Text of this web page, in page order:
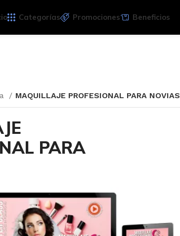
Categorías Promociones Beneficios
MAQUILLAJE PROFESIONAL PARA NOVIAS
PARA